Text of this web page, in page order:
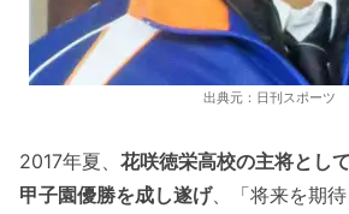
出典元：日刊スポーツ
2017年夏、 花咲徳栄高校の主将とし
甲子園優勝を成し遂げ、「将来を期